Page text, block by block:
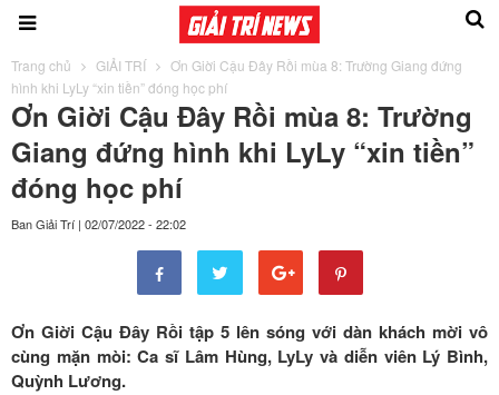
Trang chủ GIẢI TRÍ
Ơn Giời Cậu Đây Rồi mùa 8: Trường Giang đứng
hình khi LyLy “xin tiền” đóng học phí
Ơn Giời Cậu Đây Rồi mùa 8: Trường
Giang đứng hình khi LyLy “xin tiền”
đóng học phí
Ban Giải Trí | 02/07/2022 - 22:02
Ơn Giời Cậu Đây Rồi tập 5 lên sóng với dàn khách mời vô
cùng mặn mòi: Ca sĩ Lâm Hùng, LyLy và diễn viên Lý Bình,
Quỳnh Lương.